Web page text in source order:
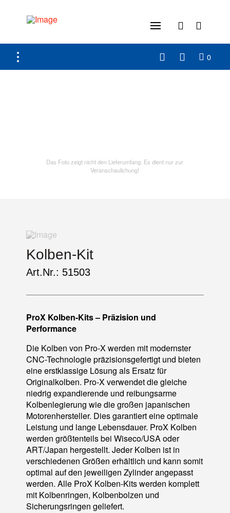
0
Das Foto zeigt nicht den Lieferumfang. Es dient nur zur
Veranschaulichung!
Kolben-Kit
Art.Nr.: 51503
ProX Kolben-Kits – Präzision und
Performance
Die Kolben von Pro-X werden mit modernster
CNC-Technologie präzisionsgefertigt und bieten
eine erstklassige Lösung als Ersatz für
Originalkolben. Pro-X verwendet die gleiche
niedrig expandierende und reibungsarme
Kolbenlegierung wie die großen japanischen
Motorenhersteller. Dies garantiert eine optimale
Leistung und lange Lebensdauer. ProX Kolben
werden größtenteils bei Wiseco/USA oder
ART/Japan hergestellt. Jeder Kolben ist in
verschiedenen Größen erhältlich und kann somit
optimal auf den jeweiligen Zylinder angepasst
werden. Alle ProX Kolben-Kits werden komplett
mit Kolbenringen, Kolbenbolzen und
Sicherungsringen geliefert.